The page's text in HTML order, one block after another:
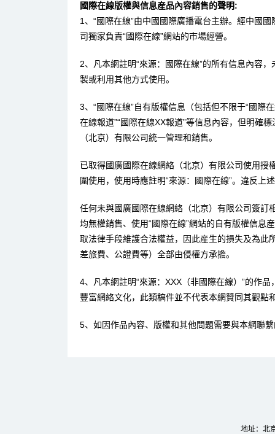
國際在線版權與信息産品內容銷售的聲明:
1、“國際在線”由中國國際廣播電台主辦。經中國
司獨家負責“國際在線”網站的市場經營。
2、凡本網註明“來源：國際在線”的所有信息內容
製或利用其他方式使用。
3、“國際在線”自有版權信息（包括但不限于“國際
在線報道”“國際在線XX報道”等信息內容，但明確
（北京）有限公司統一管理和銷售。
已取得國廣國際在線網絡（北京）有限公司使用
圍使用，使用時應註明“來源：國際在線”。違反上
任何未與國廣國際在線網絡（北京）有限公司簽訂
均無權銷售、使用“國際在線”網站的自有版權信息
取法律手段維護合法權益，因此産生的損失及為此
差旅費、公證費等）全部由侵權方承擔。
4、凡本網註明“來源：XXX（非國際在線）”的作
豐富網絡文化，此類稿件並不代表本網贊同其觀點
5、如因作品內容、版權和其他問題需要與本網聯
地址：北